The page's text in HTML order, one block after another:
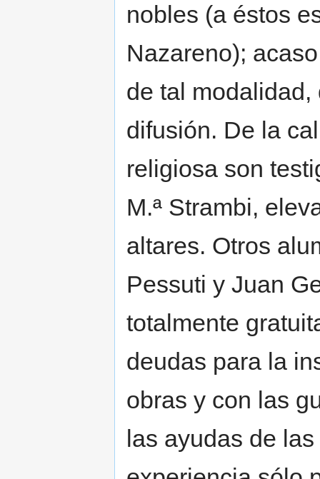
nobles (a éstos
Nazareno);
de tal
difusión. De la
religiosa son
M.ª Strambi,
altares. Otros
Pessuti y Juan
totalmente
deudas para la
obras y con las
las ayudas de